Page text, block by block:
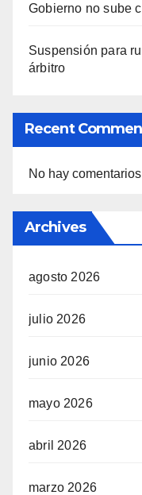
Gobierno no sube
Suspensión para
árbitro
Recent
No hay
Archives
agosto 2026
julio 2026
junio 2026
mayo 2026
abril 2026
marzo 2026